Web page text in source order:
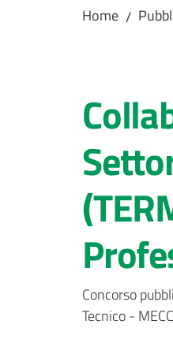
Home /
Concorso
Tecnico -